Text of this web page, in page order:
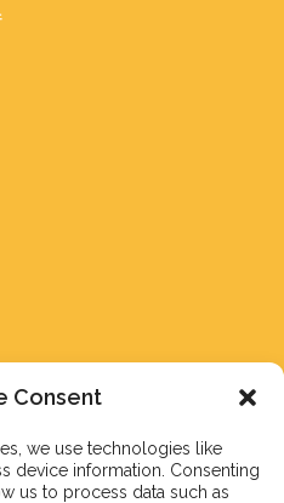
Consent
we use technologies like
device information. Consenting
us to process data such as